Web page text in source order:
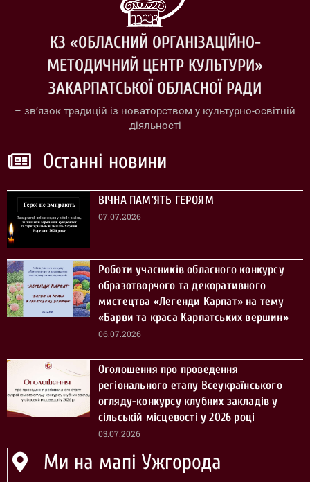
КЗ «ОБЛАСНИЙ ОРГАНІЗАЦІЙНО-
МЕТОДИЧНИЙ ЦЕНТР КУЛЬТУРИ»
ЗАКАРПАТСЬКОЇ ОБЛАСНОЇ РАДИ
– зв’язок традицій із новаторством у культурно-освітній
діяльності
Останні новини
ВІЧНА ПАМ’ЯТЬ ГЕРОЯМ
07.07.2026
Роботи учасників обласного конкурсу
образотворчого та декоративного
мистецтва «Легенди Карпат» на тему
«Барви та краса Карпатських вершин»
06.07.2026
Оголошення про проведення
регіонального етапу Всеукраїнського
огляду-конкурсу клубних закладів у
сільській місцевості у 2026 році
03.07.2026
Ми на мапі Ужгорода